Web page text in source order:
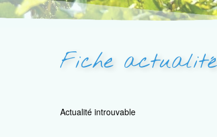
Fiche actualité
Actualité introuvable